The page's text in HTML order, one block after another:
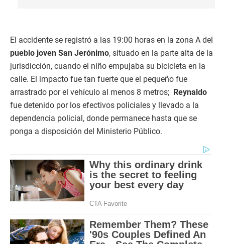
El accidente se registró a las 19:00 horas en la zona A del
pueblo joven San Jerónimo, situado en la parte alta de la
jurisdicción, cuando el niño empujaba su bicicleta en la
calle. El impacto fue tan fuerte que el pequeño fue
arrastrado por el vehículo al menos 8 metros; Reynaldo
fue detenido por los efectivos policiales y llevado a la
dependencia policial, donde permanece hasta que se
ponga a disposición del Ministerio Público.